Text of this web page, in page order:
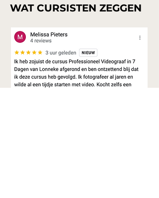
WAT CURSISTEN ZEGGEN